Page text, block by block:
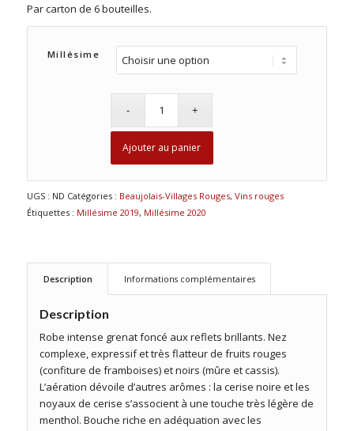
Par carton de 6 bouteilles.
Millésime
Ajouter au panier
UGS : ND Catégories : Beaujolais-Villages Rouges, Vins rouges
Étiquettes : Millésime 2019, Millésime 2020
Description Informations complémentaires
Description
Robe intense grenat foncé aux reflets brillants. Nez
complexe, expressif et très flatteur de fruits rouges
(confiture de framboises) et noirs (mûre et cassis).
L’aération dévoile d’autres arômes : la cerise noire et les
noyaux de cerise s’associent à une touche très légère de
menthol. Bouche riche en adéquation avec les